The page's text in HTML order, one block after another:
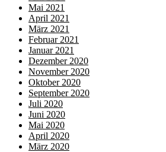
Mai 2021
April 2021
März 2021
Februar 2021
Januar 2021
Dezember 2020
November 2020
Oktober 2020
September 2020
Juli 2020
Juni 2020
Mai 2020
April 2020
März 2020